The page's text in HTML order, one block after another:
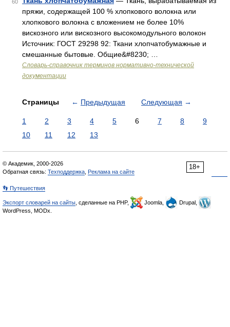
60
пряжи, содержащей 100 % хлопкового волокна или
хлопкового волокна с вложением не более 10%
вискозного или вискозного высокомодульного волокон
Источник: ГОСТ 29298 92: Ткани хлопчатобумажные и
смешанные бытовые. Общие&#8230; …
Словарь-справочник терминов нормативно-технической
документации
Страницы ← Предыдущая Следующая →
1 2 3 4 5 6 7 8
9
10
11 12 13
18+
© Академик, 2000-2026
Обратная связь: Техподдержка Реклама на сайте
👣 Путешествия
Экспорт словарей на сайты , сделанные на PHP, Joomla,
Drupal,
WordPress, MODx.